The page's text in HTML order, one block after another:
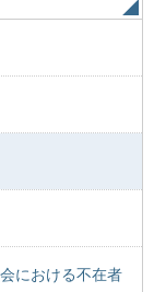
における不在者